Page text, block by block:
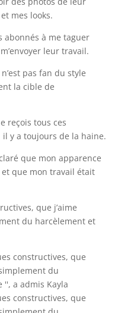
mes looks.
abonnés à me taguer
leur travail.
pas fan du style
la cible de
reçois tous ces
y a toujours de la haine.
que mon apparence
que mon travail était
que j’aime
du harcèlement et